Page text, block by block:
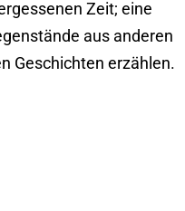
Zeit; eine
aus anderen
Geschichten erzählen.